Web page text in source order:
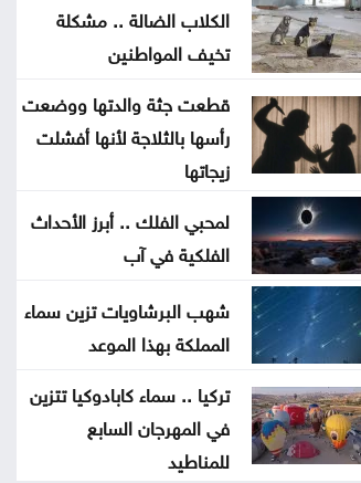
تعيين سفيرين جديدين لبيلاروس
والبيرو غير مقيمين
جمعية أطباء القلب الأردنية تنظم
ندوة علمية
بلدية الرمثا تُخصص مليونا و140 ألف
دينار لتنفيذ مشاريع
تعديلات قانون الجامعات الأردنية
تدخل حيز التنفيذ
ارتفاع الأسهم الأوروبية في بداية
التعاملات
الكلاب الضالة .. مشكلة
تخيف المواطنين
قطعت جثة والدتها ووضعت
رأسها بالثلاجة لأنها أفشلت
زيجاتها
لمحبي الفلك .. أبرز الأحداث
الفلكية في آب
شهب البرشاويات تزين سماء
المملكة بهذا الموعد
تركيا .. سماء كابادوكيا تتزين
في المهرجان السابع
للمناطيد